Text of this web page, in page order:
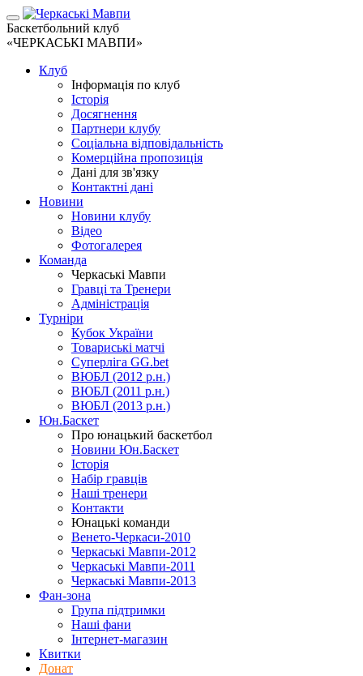
Баскетбольний клуб
«ЧЕРКАСЬКІ МАВПИ»
Клуб
Інформація по клуб
Історія
Досягнення
Партнери клубу
Соціальна відповідальність
Комерційна пропозиція
Дані для зв'язку
Контактні дані
Новини
Новини клубу
Відео
Фотогалерея
Команда
Черкаські Мавпи
Гравці та Тренери
Адміністрація
Турніри
Кубок України
Товариські матчі
Суперліга GG.bet
ВЮБЛ (2012 р.н.)
ВЮБЛ (2011 р.н.)
ВЮБЛ (2013 р.н.)
Юн.Баскет
Про юнацький баскетбол
Новини Юн.Баскет
Історія
Набір гравців
Наші тренери
Контакти
Юнацькі команди
Венето-Черкаси-2010
Черкаські Мавпи-2012
Черкаські Мавпи-2011
Черкаські Мавпи-2013
Фан-зона
Група підтримки
Наші фани
Інтернет-магазин
Квитки
Донат